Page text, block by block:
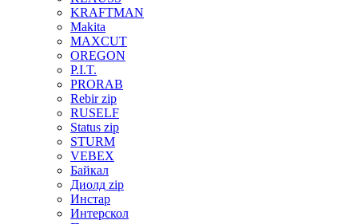
KRAFTMAN
Makita
MAXCUT
OREGON
P.I.T.
PRORAB
Rebir zip
RUSELF
Status zip
STURM
VEBEX
Байкал
Диолд zip
Инстар
Интерскол